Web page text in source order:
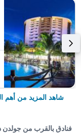
شاهد المزيد من أهم
فنادق بالقرب من جولدن